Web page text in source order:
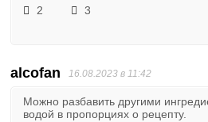
2
3
alcofan 16.08.2023 в 11:42
Можно разбавить другими
водой в пропорциях о рецепту.